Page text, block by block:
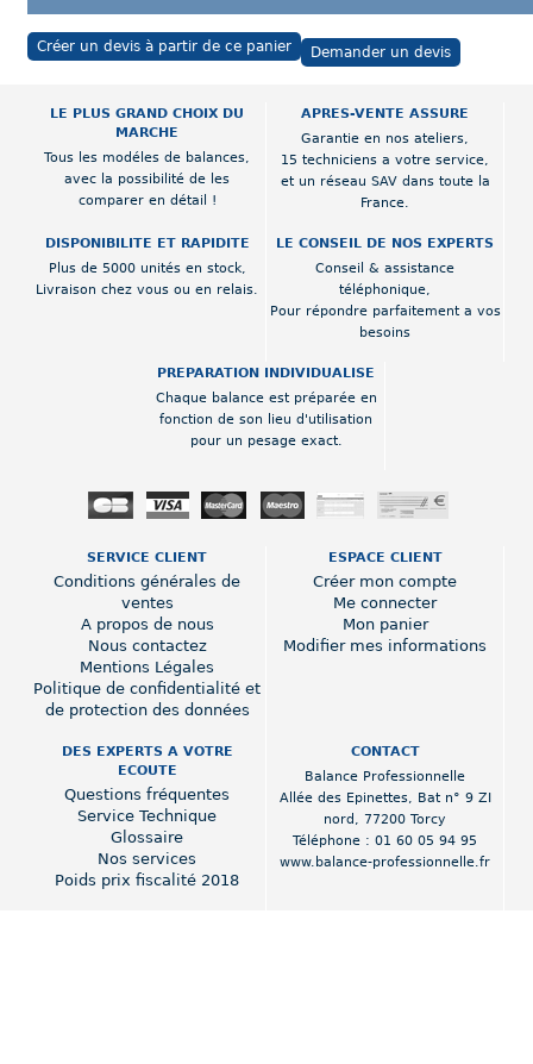
Créer un devis à partir de ce panier Demander un devis
LE PLUS GRAND CHOIX DU
MARCHE
Tous les modéles de balances,
avec la possibilité de les
comparer en détail !
APRES-VENTE ASSURE
Garantie en nos ateliers,
15 techniciens a votre service,
et un réseau SAV dans toute la
France.
DISPONIBILITE ET RAPIDITE
Plus de 5000 unités en stock,
Livraison chez vous ou en relais.
LE CONSEIL DE NOS EXPERTS
Conseil & assistance
téléphonique,
Pour répondre parfaitement a vos
besoins
PREPARATION INDIVIDUALISE
Chaque balance est préparée en
fonction de son lieu d'utilisation
pour un pesage exact.
SERVICE CLIENT
Conditions générales de
ventes
A propos de nous
Nous contactez
Mentions Légales
Politique de confidentialité et
de protection des données
ESPACE CLIENT
Créer mon compte
Me connecter
Mon panier
Modifier mes informations
DES EXPERTS A VOTRE
ECOUTE
Questions fréquentes
Service Technique
Glossaire
Nos services
Poids prix fiscalité 2018
CONTACT
Balance Professionnelle
Allée des Epinettes, Bat n° 9 ZI
nord , 77200 Torcy
Téléphone : 01 60 05 94 95
www.balance-professionnelle.fr